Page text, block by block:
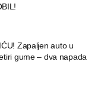
Zapaljen auto u
gume – dva napada